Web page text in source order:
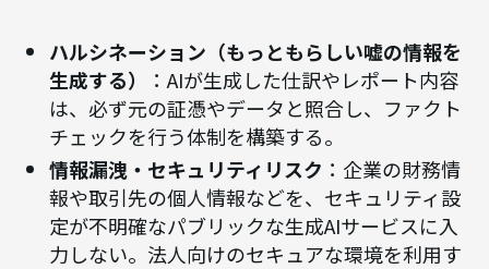
ハルシネーション（もっともらしい嘘の情報を
生成する）
：AIが生成した仕訳やレポート内容
は、必ず元の証憑やデータと照合し、ファクト
チェックを行う体制を構築する。
情報漏洩・セキュリティリスク ：企業の財務情
報や取引先の個人情報などを、セキュリティ設
定が不明確なパブリックな生成AIサービスに入
力しない。法人向けのセキュアな環境を利用す